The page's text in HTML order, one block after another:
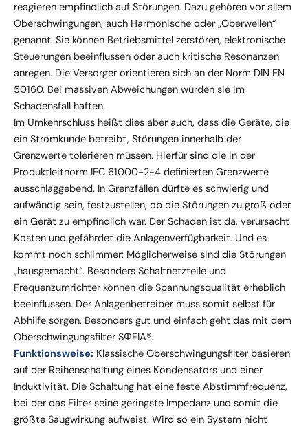
reagieren empfindlich auf Störungen. Dazu gehören vor allem
Oberschwingungen, auch Harmonische oder „Oberwellen“
genannt. Sie können Betriebsmittel zerstören, elektronische
Steuerungen beeinflussen oder auch kritische Resonanzen
anregen. Die Versorger orientieren sich an der Norm DIN EN
50160. Bei massiven Abweichungen würden sie im
Schadensfall haften.
Im Umkehrschluss heißt dies aber auch, dass die Geräte, die
ein Stromkunde betreibt, Störungen innerhalb der
Grenzwerte tolerieren müssen. Hierfür sind die in der
Produktleitnorm IEC 61000-2-4 definierten Grenzwerte
ausschlaggebend. In Grenzfällen dürfte es schwierig und
aufwändig sein, festzustellen, ob die Störungen zu groß oder
ein Gerät zu empfindlich war. Der Schaden ist da, verursacht
Kosten und gefährdet die Anlagenverfügbarkeit. Und es
kommt noch schlimmer: Möglicherweise sind die Störungen
„hausgemacht“. Besonders Schaltnetzteile und
Frequenzumrichter können die Spannungsqualität erheblich
beeinflussen. Der Anlagenbetreiber muss somit selbst für
Abhilfe sorgen. Besonders gut und einfach geht das mit dem
Oberschwingungsfilter SΦFIA®.
Funktionsweise: Klassische Oberschwingungsfilter basieren
auf der Reihenschaltung eines Kondensators und einer
Induktivität. Die Schaltung hat eine feste Abstimmfrequenz,
bei der das Filter seine geringste Impedanz und somit die
größte Saugwirkung aufweist. Wird so ein System nicht